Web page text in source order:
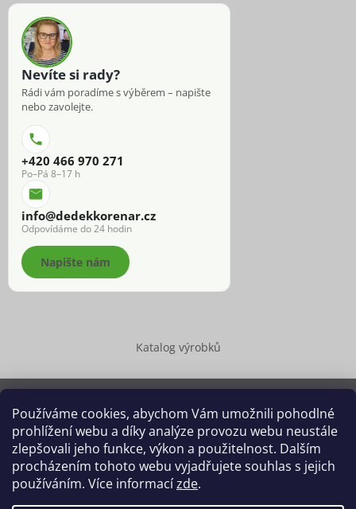
Používáme cookies, abychom Vám umožnili pohodlné
prohlížení webu a díky analýze provozu webu neustále
zlepšovali jeho funkce, výkon a použitelnost. Dalším
procházením tohoto webu vyjadřujete souhlas s jejich
používáním. Více informacízde.
Nevíte si rady?
Rádi vám poradíme s výběrem – napište
nebo zavolejte.
+420 466 970 271
Po–Pá 8–17 h
info@dedekkorenar.cz
Odpovídáme do 24 hodin
Napište nám
Katalog výrobků
Copyright 2026 Dědek kořenář®
. Všechna práva vyhrazena.
Upravit nastavení cookies
Grafický návrh vytvořil a na Shoptet implementoval
Shoptetak.cz.